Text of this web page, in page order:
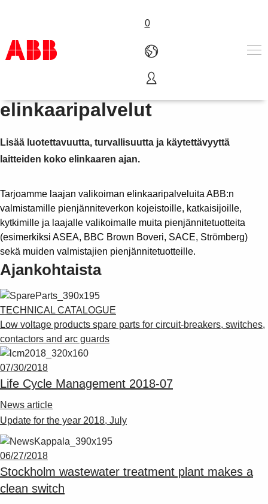
0
Tuotteet ja järjestelmät
Toimialat
ABB lyhyesti
Mistä ostaa
ABB-uralle
Pienjännitetuotteiden
elinkaaripalvelut
Lisää luotettavuutta, turvallisuutta ja käytettävyyttä
laitteiden koko elinkaaren ajan.
Tarjoamme laajan valikoiman elinkaaripalveluita ABB:n
valmistamille pienjänniteverkon kojeistoille, katkaisijoille,
kytkimille ja laajalle valikoimalle muita pienjännitetuotteita
(esimerkiksi ASEA, BBC Brown Boveri, SACE, Strömberg)
sekä muiden valmistajien pienjännitetuotteille.
Ajankohtaista
TECHNICAL CATALOGUE
Low voltage products spare parts for circuit-breakers, switches,
contactors and arc guards
07/30/2018
Life Cycle Management 2018-07
News article
Update for the year 2018, July
06/27/2018
Stockholm wastewater treatment plant makes a
clean switch